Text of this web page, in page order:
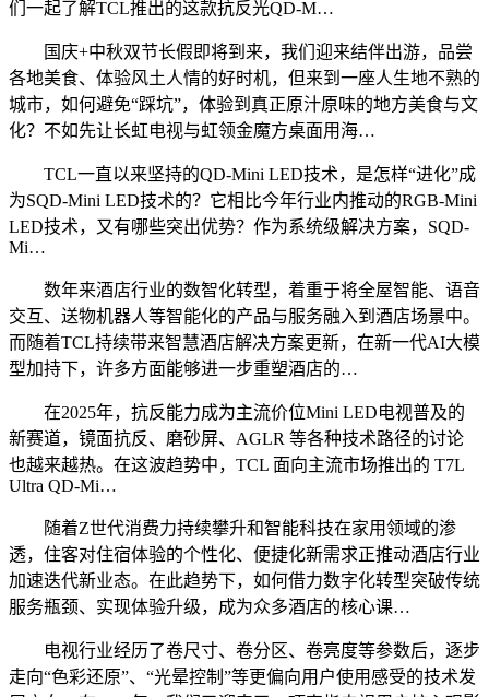
们一起了解TCL推出的这款抗反光QD-M…
国庆+中秋双节长假即将到来，我们迎来结伴出游，品尝
各地美食、体验风土人情的好时机，但来到一座人生地不熟的
城市，如何避免“踩坑”，体验到真正原汁原味的地方美食与文
化？不如先让长虹电视与虹领金魔方桌面用海…
TCL一直以来坚持的QD-Mini LED技术，是怎样“进化”成
为SQD-Mini LED技术的？它相比今年行业内推动的RGB-Mini
LED技术，又有哪些突出优势？作为系统级解决方案，SQD-
Mi…
数年来酒店行业的数智化转型，着重于将全屋智能、语音
交互、送物机器人等智能化的产品与服务融入到酒店场景中。
而随着TCL持续带来智慧酒店解决方案更新，在新一代AI大模
型加持下，许多方面能够进一步重塑酒店的…
在2025年，抗反能力成为主流价位Mini LED电视普及的
新赛道，镜面抗反、磨砂屏、AGLR 等各种技术路径的讨论
也越来越热。在这波趋势中，TCL 面向主流市场推出的 T7L
Ultra QD-Mi…
随着Z世代消费力持续攀升和智能科技在家用领域的渗
透，住客对住宿体验的个性化、便捷化新需求正推动酒店行业
加速迭代新业态。在此趋势下，如何借力数字化转型突破传统
服务瓶颈、实现体验升级，成为众多酒店的核心课…
电视行业经历了卷尺寸、卷分区、卷亮度等参数后，逐步
走向“色彩还原”、“光晕控制”等更偏向用户使用感受的技术发